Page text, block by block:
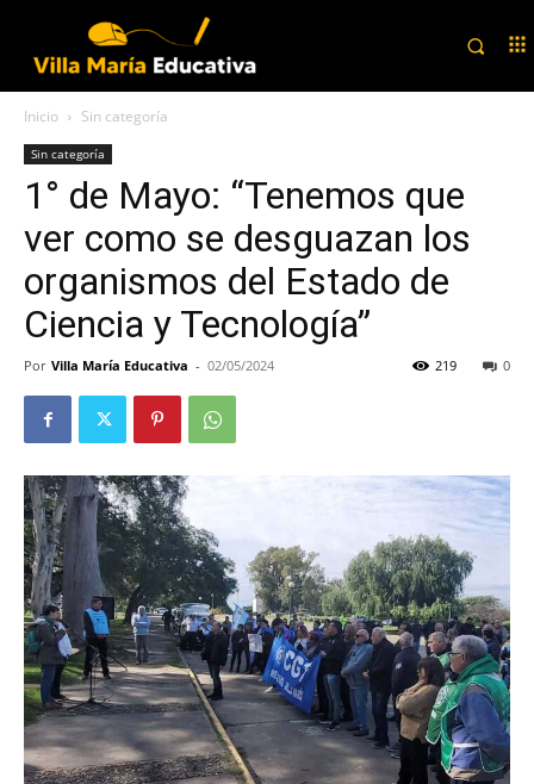
Inicio Sin categoría
Sin categoría
1° de Mayo: “Tenemos que
ver como se desguazan los
organismos del Estado de
Ciencia y Tecnología”
Por Villa María Educativa - 02/05/2024 0
219